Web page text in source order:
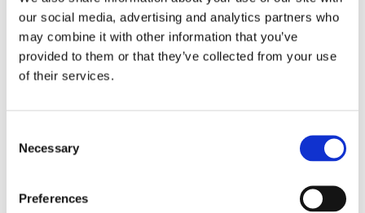
our social media, advertising and analytics partners who
may combine it with other information that you’ve
provided to them or that they’ve collected from your use
of their services.
Selection
Necessary
Preferences
14 Dec 2022
"Metaverso. Ci stiamo davvero capendo
qualcosa?" Workshop a cura di Antonio Faraldi
Mercoledì, 14 dicembre 2022 (17:30 - 19:00) presso
"Lo scenario del presente e i paradigmi del